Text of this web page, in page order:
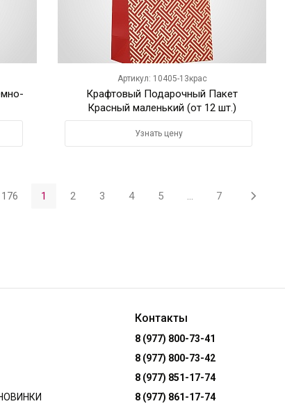
Артикул: 10405-13крас
Крафтовый Подарочный Пакет
Красный маленький (от 12 шт.)
Узнать цену
176 1 2 3 4 5 ... 7
Контакты
8 (977) 800-73-41
8 (977) 800-73-42
8 (977) 851-17-74
8 (977) 861-17-74